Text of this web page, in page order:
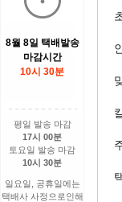
8월 8일 택배발송
마감시간
10시 30분
평일 발송 마감
17시 00분
토요일 발송 마감
10시 30분
일요일, 공휴일에는
택배사 사정으로인해